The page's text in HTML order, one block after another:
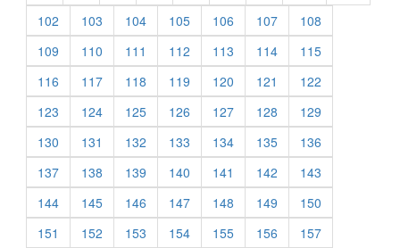
102
103 104 105 106 107
108
109
110 111 112 113 114
115
116
117 118 119 120 121
122
123
124 125 126 127 128
129
130
131 132 133 134 135
136
137
138 139 140 141 142
143
144
145 146 147 148 149
150
151
152 153 154 155 156
157